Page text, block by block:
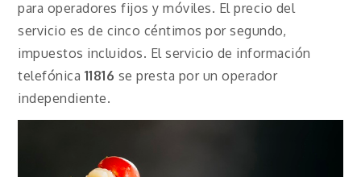
para operadores fijos y móviles. El precio del
servicio es de cinco céntimos por segundo,
impuestos incluidos. El servicio de información
telefónica 11816 se presta por un operador
independiente.